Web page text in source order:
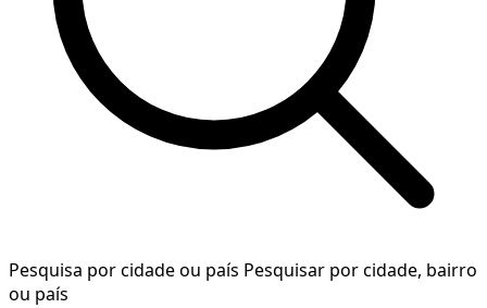
Pesquisa por cidade ou país Pesquisar por cidade, bairro
ou país